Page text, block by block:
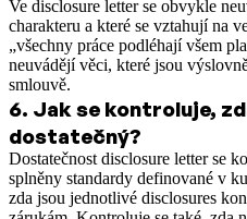
Ve disclosure letter se obvykle
charakteru a které se vztahují na
„všechny práce podléhají všem
neuvádějí věci, které jsou
smlouvě.
6. Jak se kontroluje,
dostatečný?
Dostatečnost disclosure letter se
splněny standardy definované v
zda jsou jednotlivé disclosures